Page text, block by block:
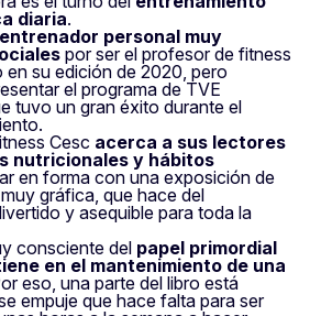
diaria.
personal muy
por ser el profesor de fitness
en su edición de 2020, pero
el programa de TVE
tuvo un gran éxito durante el
Cesc acerca a sus lectores
nutricionales y hábitos
en forma con una exposición de
gráfica, que hace del
y asequible para toda la
consciente del papel primordial
en el mantenimiento de una
eso, una parte del libro está
empuje que hace falta para ser